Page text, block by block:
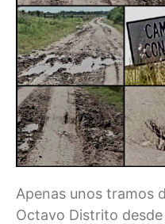
Apenas unos tramos
Octavo Distrito